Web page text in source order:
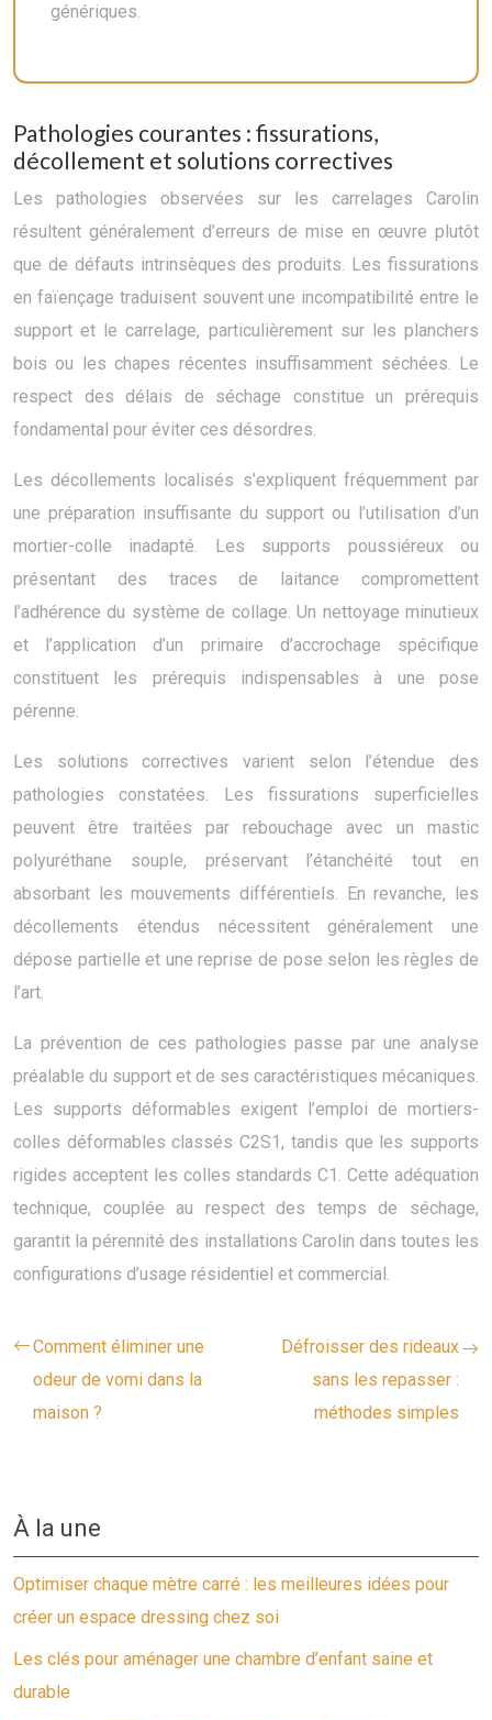
génériques.
Pathologies courantes : fissurations,
décollement et solutions correctives
Les pathologies observées sur les carrelages Carolin
résultent généralement d’erreurs de mise en œuvre plutôt
que de défauts intrinsèques des produits. Les fissurations
en faïençage traduisent souvent une incompatibilité entre le
support et le carrelage, particulièrement sur les planchers
bois ou les chapes récentes insuffisamment séchées. Le
respect des délais de séchage constitue un prérequis
fondamental pour éviter ces désordres.
Les décollements localisés s’expliquent fréquemment par
une préparation insuffisante du support ou l’utilisation d’un
mortier-colle inadapté. Les supports poussiéreux ou
présentant des traces de laitance compromettent
l’adhérence du système de collage. Un nettoyage minutieux
et l’application d’un primaire d’accrochage spécifique
constituent les prérequis indispensables à une pose
pérenne.
Les solutions correctives varient selon l’étendue des
pathologies constatées. Les fissurations superficielles
peuvent être traitées par rebouchage avec un mastic
polyuréthane souple, préservant l’étanchéité tout en
absorbant les mouvements différentiels. En revanche, les
décollements étendus nécessitent généralement une
dépose partielle et une reprise de pose selon les règles de
l’art.
La prévention de ces pathologies passe par une analyse
préalable du support et de ses caractéristiques mécaniques.
Les supports déformables exigent l’emploi de mortiers-
colles déformables classés C2S1, tandis que les supports
rigides acceptent les colles standards C1. Cette adéquation
technique, couplée au respect des temps de séchage,
garantit la pérennité des installations Carolin dans toutes les
configurations d’usage résidentiel et commercial.
Comment éliminer une
odeur de vomi dans la
maison ?
Défroisser des rideaux
sans les repasser :
méthodes simples
À la une
Optimiser chaque mètre carré : les meilleures idées pour
créer un espace dressing chez soi
Les clés pour aménager une chambre d’enfant saine et
durable